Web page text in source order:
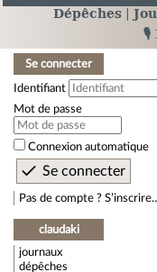
Dépêches
🎙️
Se connecter
Identifiant
Mot de passe
Connexion automatique
Pas de compte ?
claudaki
journaux
dépêches